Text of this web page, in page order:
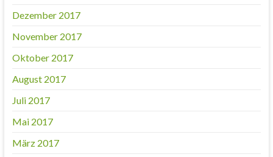
Dezember 2017
November 2017
Oktober 2017
August 2017
Juli 2017
Mai 2017
März 2017